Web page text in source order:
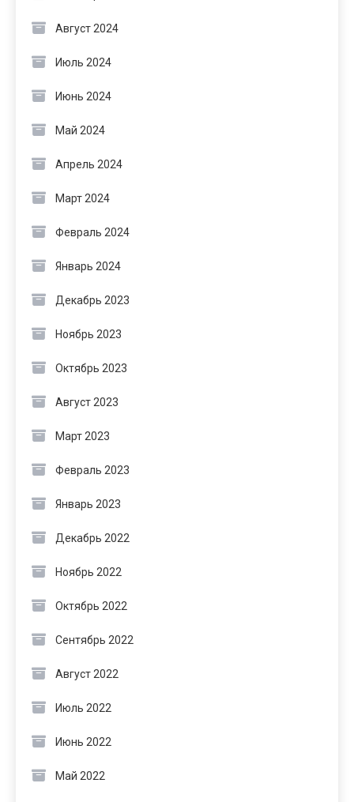
Август 2024
Июль 2024
Июнь 2024
Май 2024
Апрель 2024
Март 2024
Февраль 2024
Январь 2024
Декабрь 2023
Ноябрь 2023
Октябрь 2023
Август 2023
Март 2023
Февраль 2023
Январь 2023
Декабрь 2022
Ноябрь 2022
Октябрь 2022
Сентябрь 2022
Август 2022
Июль 2022
Июнь 2022
Май 2022